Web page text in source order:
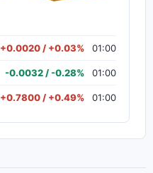
+0.0020 / +0.03% 01:00
-0.0032 / -0.28% 01:00
+0.7800 / +0.49% 01:00